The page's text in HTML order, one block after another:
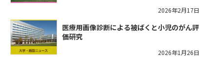
2026年2月17日
医療用画像診断による被ばくと小児のがん評
価研究
2026年1月26日